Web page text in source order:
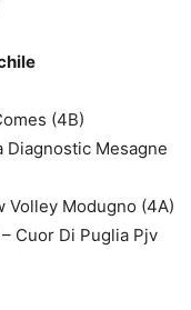
(4B)
Diagnostic Mesagne
Volley Modugno (4A)
Cuor Di Puglia Pjv